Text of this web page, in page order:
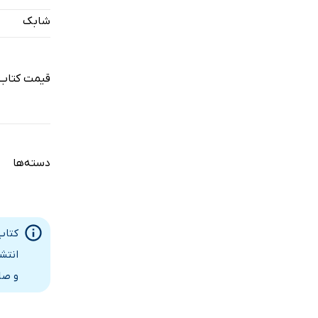
مقدمه‌ای
جفت شدن
تنظیم
شابک
قیمت
دسته‌ها
و